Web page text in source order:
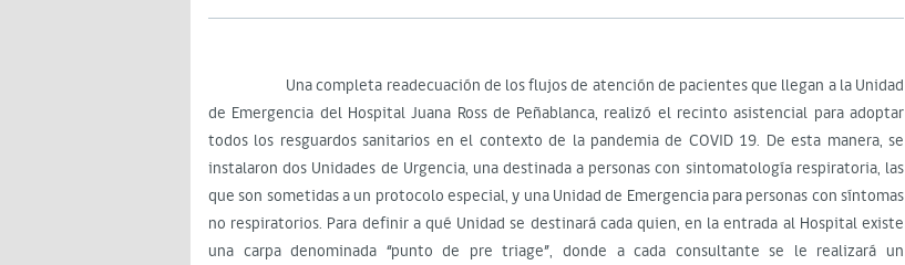
Una completa readecuación de los flujos de atención de pacientes que llegan a la Unidad
de Emergencia del Hospital Juana Ross de Peñablanca, realizó el recinto asistencial para adoptar
todos los resguardos sanitarios en el contexto de la pandemia de COVID 19. De esta manera, se
instalaron dos Unidades de Urgencia, una destinada a personas con sintomatología respiratoria, las
que son sometidas a un protocolo especial, y una Unidad de Emergencia para personas con síntomas
no respiratorios. Para definir a qué Unidad se destinará cada quien, en la entrada al Hospital existe
una carpa denominada “punto de pre triage”, donde a cada consultante se le realizará un